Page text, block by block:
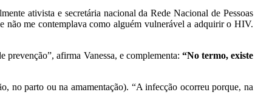
ativista e secretária nacional da Rede Nacional de Pessoas
me contemplava como alguém vulnerável a adquirir o HIV.
prevenção”, afirma Vanessa, e complementa: “No termo, existe
no parto ou na amamentação). “A infecção ocorreu porque, na